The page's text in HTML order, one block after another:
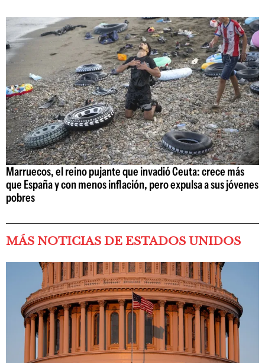
Marruecos, el reino pujante que invadió Ceuta: crece más
que España y con menos inflación, pero expulsa a sus jóvenes
pobres
MÁS NOTICIAS DE ESTADOS UNIDOS